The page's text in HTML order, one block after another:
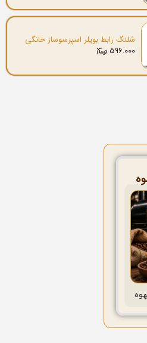
شلنگ رابط بویلر اسپرسوساز خانگی
596.000